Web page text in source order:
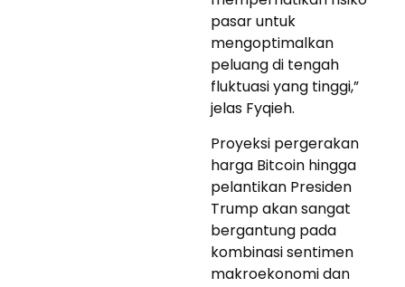
pasar untuk
mengoptimalkan
peluang di tengah
fluktuasi yang tinggi,”
jelas Fyqieh.
Proyeksi pergerakan
harga Bitcoin hingga
pelantikan Presiden
Trump akan sangat
bergantung pada
kombinasi sentimen
makroekonomi dan